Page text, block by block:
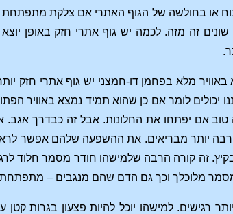
או בחולשה של הגוף האתרי אם צלקת מתפתחת
זה מזה. לכמה יש גוף אתרי חזק באופן
מלא בפחמן דו-חמצני יש גוף אתרי חזק
יכולים לומר אם כן שהוא תמיד נמצא באוויר
אם יפתחו את החלונות. אבל זה כבדרך אגב.
יותר מבריאים. את ההשפעה שלהם אפשר
בקיץ. זה קורה הרבה שלמישהו חודר מסמר
מלוכלך וכך גם הדם שהם מנגבים – מתפתחת
רגישים. למישהו יוכל להיות פצעון בגרות